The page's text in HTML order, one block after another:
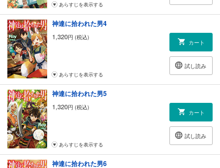
あらすじを表示する
神達に拾われた男4
1,320円 (税込)
カート
試し読み
あらすじを表示する
神達に拾われた男5
1,320円 (税込)
カート
試し読み
あらすじを表示する
神達に拾われた男6